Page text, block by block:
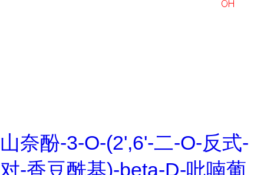
山奈酚-3-O-(2',6'-二-O-反式-
对-香豆酰基)-beta-D-吡喃葡